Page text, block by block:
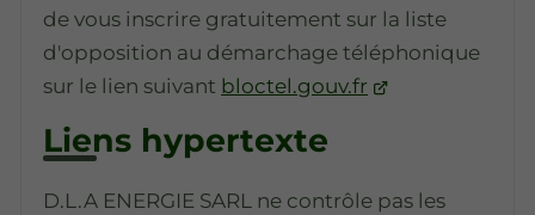
de vous inscrire gratuitement sur la liste
d'opposition au démarchage téléphonique
sur le lien suivant bloctel.gouv.fr
Liens hypertexte
D.L.A ENERGIE SARL ne contrôle pas les